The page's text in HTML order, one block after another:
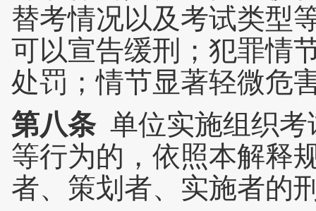
替考情况以及考试类型
可以宣告缓刑；犯罪情
处罚；情节显著轻微危
第八条 单位实施组织
等行为的，依照本解释
者、策划者、实施者的